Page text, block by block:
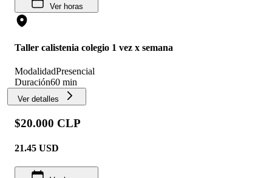
Ver horas
Taller calistenia colegio 1 vez x semana
ModalidadPresencial
Duración60 min
Ver detalles
$20.000 CLP
21.45 USD